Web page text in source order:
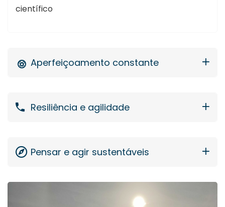
científico
Aperfeiçoamento constante
Resiliência e agilidade
Pensar e agir sustentáveis